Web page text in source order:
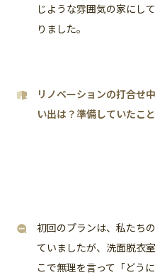
じような雰囲気の家にし
りました。
リノベーションの打合せ
い出は？準備していたこ
初回のプランは、私たち
ていましたが、洗面脱衣
こで無理を言って「どう